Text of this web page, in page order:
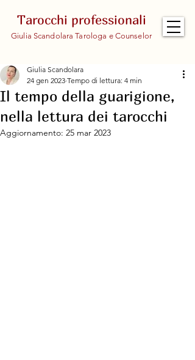
Tarocchi professionali
Giulia Scandolara Tarologa e Counselor
Il tempo della guarigione,
nella lettura dei tarocchi
Giulia Scandolara
24 gen 2023 Tempo di lettura: 4 min
Aggiornamento: 25 mar 2023